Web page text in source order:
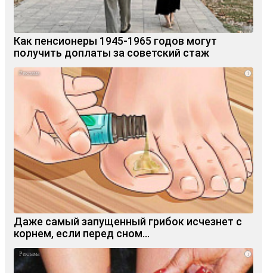
Как пенсионеры 1945-1965 годов могут
получить доплаты за советский стаж
i
Даже самый запущенный грибок исчезнет с
корнем, если перед сном…
i